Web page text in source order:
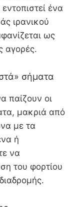
ένα
ιρανικού
ως
αγορές.
σήματα
παίζουν οι
μακριά από
με τα
ή
να
του φορτίου